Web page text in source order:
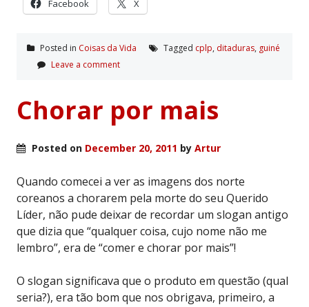
Facebook X
Posted in Coisas da Vida Tagged cplp, ditaduras, guiné
Leave a comment
Chorar por mais
Posted on December 20, 2011 by Artur
Quando comecei a ver as imagens dos norte
coreanos a chorarem pela morte do seu Querido
Líder, não pude deixar de recordar um slogan antigo
que dizia que “qualquer coisa, cujo nome não me
lembro”, era de “comer e chorar por mais”!
O slogan significava que o produto em questão (qual
seria?), era tão bom que nos obrigava, primeiro, a